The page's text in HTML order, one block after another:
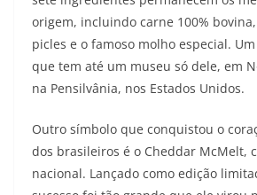
origem, incluindo carne 100%
picles e o famoso molho especial.
que tem até um museu só dele, em
na Pensilvânia, nos Estados Unidos.
Outro símbolo que conquistou o
dos brasileiros é o Cheddar McMelt,
nacional. Lançado como edição